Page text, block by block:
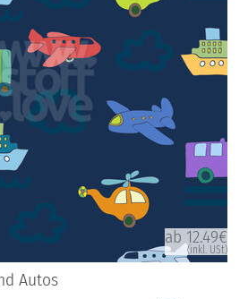
ab 12.49€
(inkl. USt)
Autos